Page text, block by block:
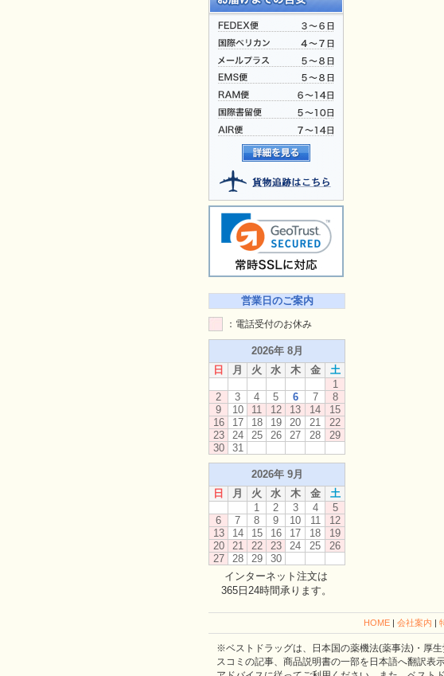
営業日のご案内
：電話受付のお休み
2026年 8月
日
月 火 水 木 金
土
1
2
3 4 5 6 7
8
9
10 11 12 13 14
15
16
17 18 19 20 21
22
23
24 25 26 27 28
29
30
31
2026年 9月
日
月 火 水 木 金
土
1
2 3 4
5
6
7 8 9 10 11
12
13
14 15 16 17 18
19
20
21 22 23 24 25
26
27
28 29
30
インターネット注文は
365日24時間承ります。
HOME | 会社案内 |
※ベストドラッグは、日本国の薬機法(薬事法)・厚
スコミの記事、商品説明書の一部を日本語へ翻訳表